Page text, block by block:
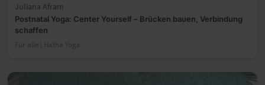
Juliana Afram
Postnatal Yoga: Center Yourself – Brücken bauen, Verbindung
schaffen
Für alle | Hatha Yoga